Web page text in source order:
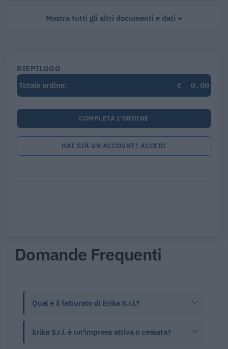
Mostra tutti gli altri documenti e dati
RIEPILOGO
Totale ordine:
€ 0,00
COMPLETA L'ORDINE
HAI GIÀ UN ACCOUNT? ACCEDI
Domande Frequenti
Qual è il fatturato di Erika S.r.l.?
Erika S.r.l. è un'impresa attiva o cessata?